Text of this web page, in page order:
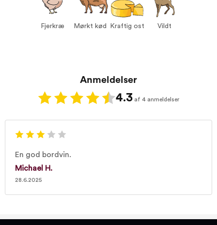
Vildt
Fjerkræ
Fjerkræ Mørkt kød Kraftig ost Vildt
Anmeldelser
4.3 af 4 anmeldelser
En god bordvin.
Michael H.
28.6.2025